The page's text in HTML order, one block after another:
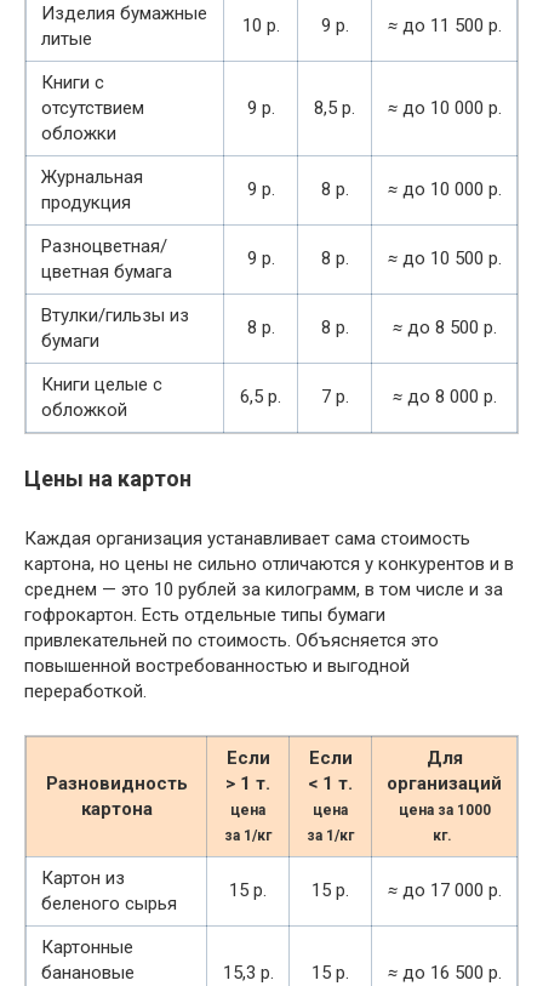
Изделия бумажные
литые
10 р. 9 р. ≈ до 11 500 р.
Книги с
отсутствием
обложки
9 р. 8,5 р. ≈ до 10 000 р.
Журнальная
продукция
9 р. 8 р. ≈ до 10 000 р.
Разноцветная/
цветная бумага
9 р. 8 р. ≈ до 10 500 р.
Втулки/гильзы из
бумаги
8 р. 8 р. ≈ до 8 500 р.
Книги целые с
обложкой
6,5 р. 7 р. ≈ до 8 000 р.
Цены на картон
Каждая организация устанавливает сама стоимость
картона, но цены не сильно отличаются у конкурентов и в
среднем — это 10 рублей за килограмм, в том числе и за
гофрокартон. Есть отдельные типы бумаги
привлекательней по стоимость. Объясняется это
повышенной востребованностью и выгодной
переработкой.
Разновидность
картона
Если
> 1 т.
цена
за 1/кг
Если
< 1 т.
цена
за 1/кг
Для
организаций
цена за 1000
кг.
Картон из
беленого сырья
15 р. 15 р. ≈ до 17 000 р.
Картонные
банановые
15,3 р. 15 р. ≈ до 16 500 р.